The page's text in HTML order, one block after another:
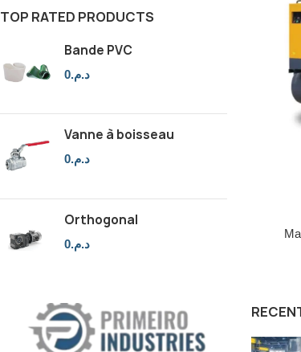
TOP RATED PRODUCTS
Bande PVC
د.م.0
Vanne à boisseau
د.م.0
Orthogonal
د.م.0